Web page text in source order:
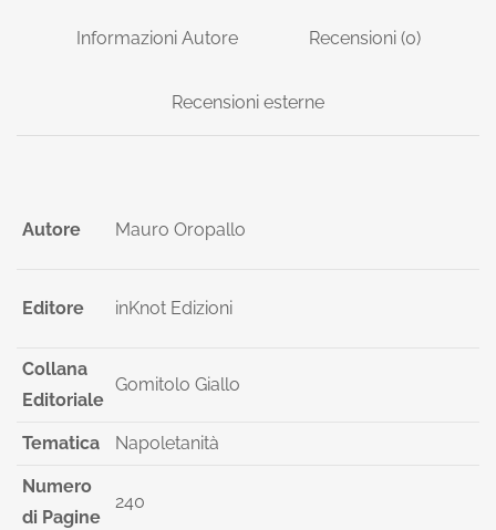
Informazioni Autore Recensioni (0)
Recensioni esterne
Autore Mauro Oropallo
Editore inKnot Edizioni
Collana
Editoriale
Gomitolo Giallo
Tematica Napoletanità
Numero
di Pagine
240